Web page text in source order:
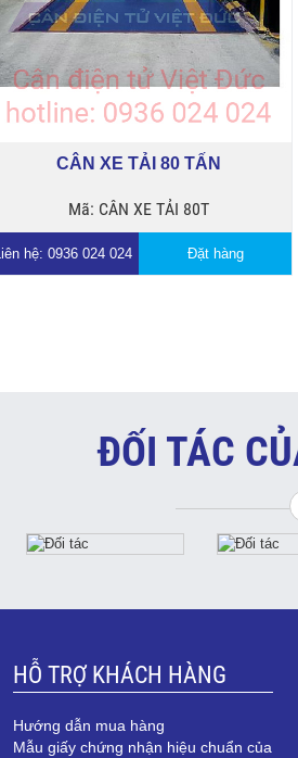
CÂN XE TẢI 80 TẤN
Mã: CÂN XE TẢI 80T
Liên hệ: 0936 024 024 Đặt hàng
ĐỐI TÁC
HỖ TRỢ KHÁCH HÀNG
Hướng dẫn mua hàng
Mẫu giấy chứng nhận hiệu chuẩn của